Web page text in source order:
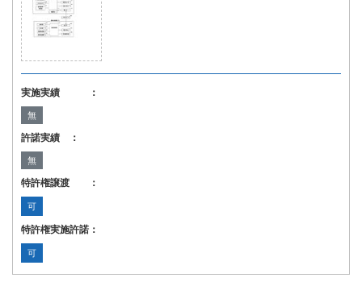
実施実績 ：
無
許諾実績 ：
無
特許権譲渡 ：
可
特許権実施許諾：
可